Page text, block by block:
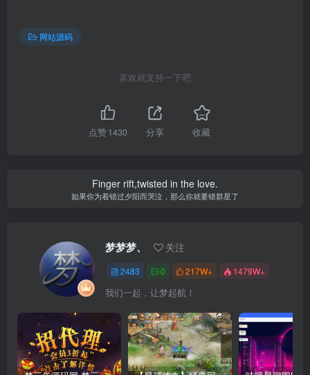
网站源码
喜欢就支持一下吧
点赞1430 分享 收藏
Finger rift,twisted in the love.
如果你为着错过夕阳而哭泣，那么你就要错群星了
梦梦梦、 关注
2483 0 217W+ 1479W+
我们一起，让梦起航！